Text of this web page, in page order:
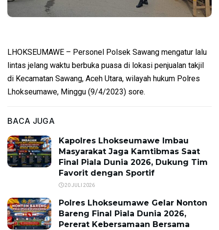
LHOKSEUMAWE – Personel Polsek Sawang mengatur lalu
lintas jelang waktu berbuka puasa di lokasi penjualan takjil
di Kecamatan Sawang, Aceh Utara, wilayah hukum Polres
Lhokseumawe, Minggu (9/4/2023) sore.
BACA JUGA
Kapolres Lhokseumawe Imbau
Masyarakat Jaga Kamtibmas Saat
Final Piala Dunia 2026, Dukung Tim
Favorit dengan Sportif
20 JULI 2026
Polres Lhokseumawe Gelar Nonton
Bareng Final Piala Dunia 2026,
Pererat Kebersamaan Bersama